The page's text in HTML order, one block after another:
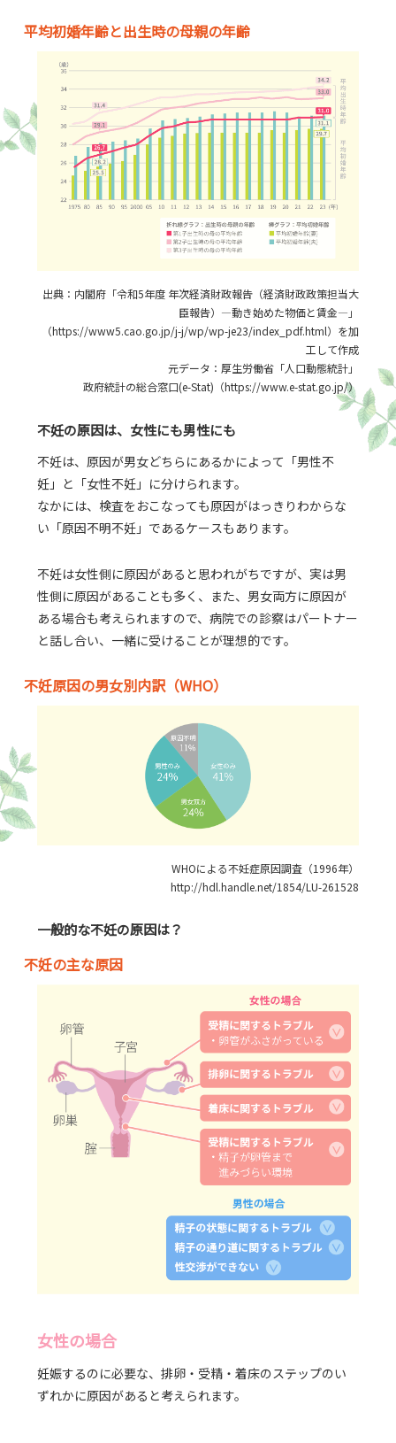
平均初婚年齢と出生時の母親の年齢
出典：内閣府「令和5年度 年次経済財政報告（経済財政政策担当大
臣報告）―動き始めた物価と賃金―」
（https://www5.cao.go.jp/j-j/wp/wp-je23/index_pdf.html）を加
工して作成
元データ：厚生労働省「人口動態統計」
政府統計の総合窓口(e-Stat)（https://www.e-stat.go.jp/）
不妊の原因は、女性にも男性にも
不妊は、原因が男女どちらにあるかによって「男性不
妊」と「女性不妊」に分けられます。
なかには、検査をおこなっても原因がはっきりわからな
い「原因不明不妊」であるケースもあります。
不妊は女性側に原因があると思われがちですが、実は男
性側に原因があることも多く、また、男女両方に原因が
ある場合も考えられますので、病院での診察はパートナー
と話し合い、一緒に受けることが理想的です。
不妊原因の男女別内訳（WHO）
WHOによる不妊症原因調査（1996年）
http://hdl.handle.net/1854/LU-261528
一般的な不妊の原因は？
不妊の主な原因
女性の場合
妊娠するのに必要な、排卵・受精・着床のステップのい
ずれかに原因があると考えられます。